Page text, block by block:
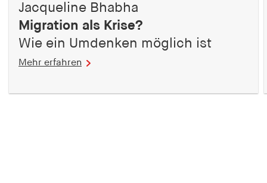
Jacqueline Bhabha
Migration als Krise?
Wie ein Umdenken möglich ist
Mehr erfahren